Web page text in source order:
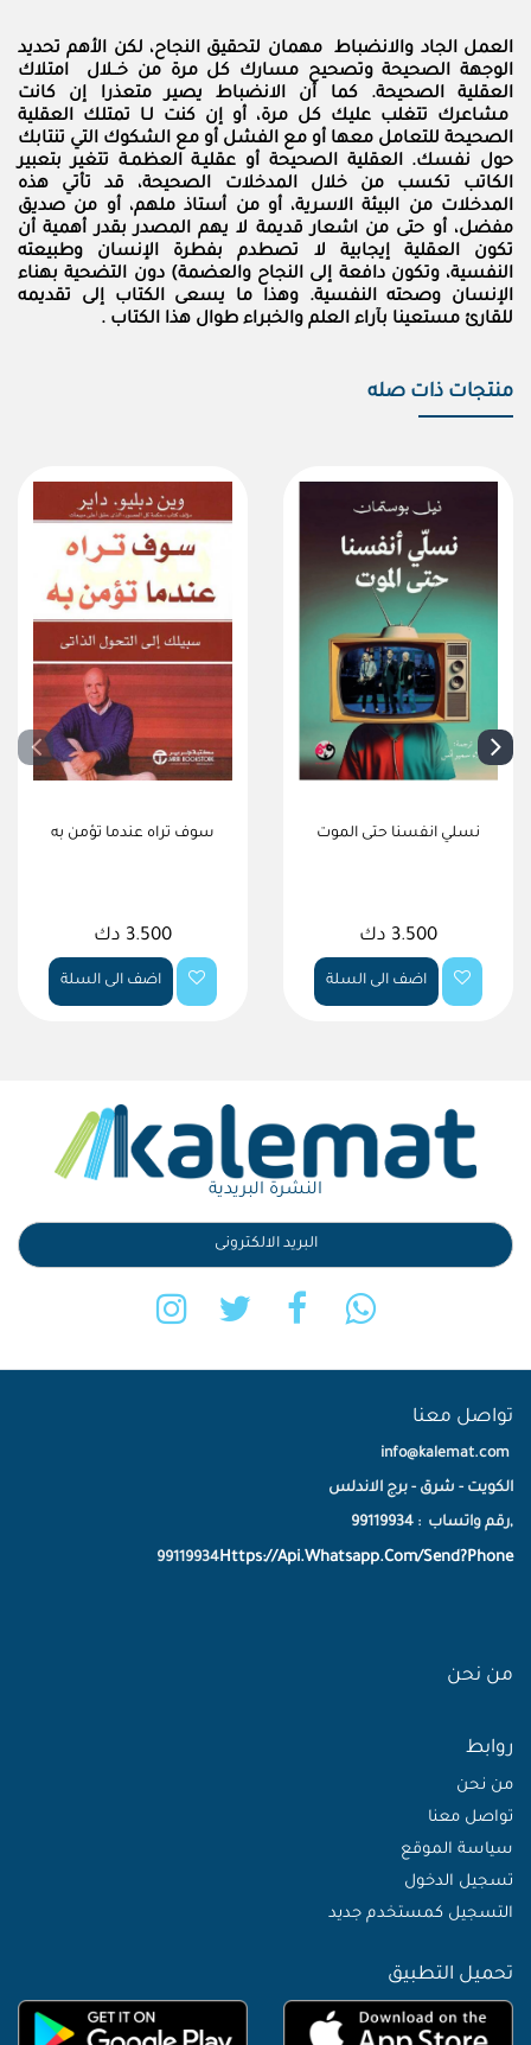
العمل الجاد والانضباط مهمان لتحقيق النجاح، لكن الأهم تحديد
الوجهة الصحيحة وتصحيح مسارك كل مرة من خــلال امتلاك
العقلية الصحيحة. كما أن الانضباط يصير متعذرا إن كانت
مشاعرك تتغلب عليك كل مرة، أو إن كنت لـا تمتلك العقلية
الصحيحة للتعامل معها أو مع الفشل أو مع الشكوك التي تنتابك
حول نفسك. العقلية الصحيحة أو عقليـة العظمـة تتغير بتعبير
الكاتب تكسب من خلال المدخلات الصحيحة، قد تأتي هذه
المدخلات من البيئة الاسرية، أو من أستاذ ملهم، أو من صديق
مفضل، أو حتى من اشعار قديمة لا يهم المصدر بقدر أهمية أن
تكون العقلية إيجابية لا تصطدم بفطرة الإنسان وطبيعته
النفسية، وتكون دافعة إلى النجاح والعضمة) دون التضحية بهناء
الإنسان وصحته النفسية. وهذا ما يسعى الكتاب إلى تقديمه
للقارئ مستعينا بآراء العلم والخبراء طوال هذا الكتاب .
منتجات ذات صله
سوف تراه عندما تؤمن به
3.500 دك
اضف الى السلة
نسلي انفسنا حتى الموت
3.500 دك
اضف الى السلة
النشرة البريدية
تواصل معنا
info@kalemat.com
الكويت - شرق - برج الاندلس
,رقم واتساب : 99119934
Https://Api.Whatsapp.Com/Send?Phone
99119934
من نحن
روابط
من نحن
تواصل معنا
سياسة الموقع
تسجيل الدخول
التسجيل كمستخدم جديد
تحميل التطبيق